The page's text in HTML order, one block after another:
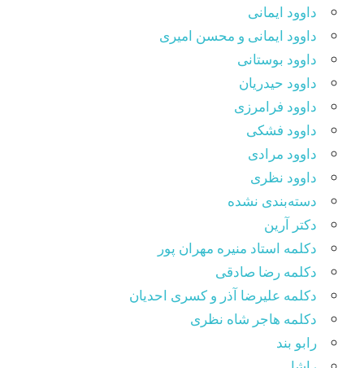
داوود ایمانی
داوود ایمانی و محسن امیری
داوود بوستانی
داوود حیدریان
داوود فرامرزی
داوود فشکی
داوود مرادی
داوود نظری
دسته‌بندی نشده
دکتر آرین
دکلمه استاد منیره مهران پور
دکلمه رضا صادقی
دکلمه علیرضا آذر و کسری احدیان
دکلمه هاجر شاه نظری
رابو بند